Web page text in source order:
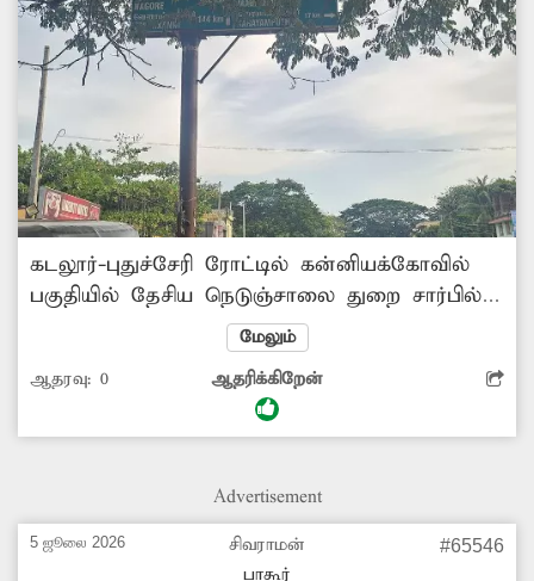
கடலூர்-புதுச்சேரி ரோட்டில் கன்னியக்கோவில்
பகுதியில் தேசிய நெடுஞ்சாலை துறை சார்பில்
வைக்கப்பட்ட வழிகாட்டி பலகை மரக்கிளையால்
மறைந்து இருப்பதால் ஊர்களுக்கு செல்ல
வழிதெரியாமல் வாகன ஓட்டிகள் அவதியடைந்து
வருகின்றனர். அதனை அகற்றி வழிகாட்டி
மேலும்
ஆதரவு: 0 ஆதரிக்கிறேன்
Advertisement
5 ஜூலை 2026
சிவராமன்
பாகூர்
#65546